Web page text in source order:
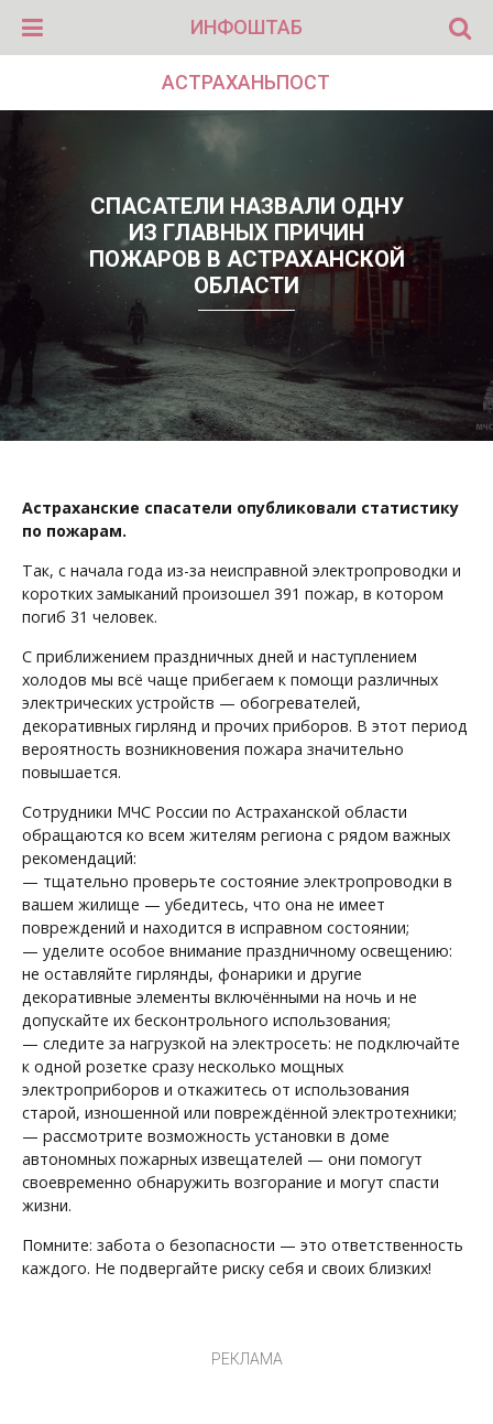
ИНФОШТАБ
АСТРАХАНЬПОСТ
СПАСАТЕЛИ НАЗВАЛИ ОДНУ
ИЗ ГЛАВНЫХ ПРИЧИН
ПОЖАРОВ В АСТРАХАНСКОЙ
ОБЛАСТИ
Астраханские спасатели опубликовали статистику
по пожарам.
Так, с начала года из-за неисправной электропроводки и
коротких замыканий произошел 391 пожар, в котором
погиб 31 человек.
С приближением праздничных дней и наступлением
холодов мы всё чаще прибегаем к помощи различных
электрических устройств — обогревателей,
декоративных гирлянд и прочих приборов. В этот период
вероятность возникновения пожара значительно
повышается.
Сотрудники МЧС России по Астраханской области
обращаются ко всем жителям региона с рядом важных
рекомендаций:
— тщательно проверьте состояние электропроводки в
вашем жилище — убедитесь, что она не имеет
повреждений и находится в исправном состоянии;
— уделите особое внимание праздничному освещению:
не оставляйте гирлянды, фонарики и другие
декоративные элементы включёнными на ночь и не
допускайте их бесконтрольного использования;
— следите за нагрузкой на электросеть: не подключайте
к одной розетке сразу несколько мощных
электроприборов и откажитесь от использования
старой, изношенной или повреждённой электротехники;
— рассмотрите возможность установки в доме
автономных пожарных извещателей — они помогут
своевременно обнаружить возгорание и могут спасти
жизни.
Помните: забота о безопасности — это ответственность
каждого. Не подвергайте риску себя и своих близких!
РЕКЛАМА